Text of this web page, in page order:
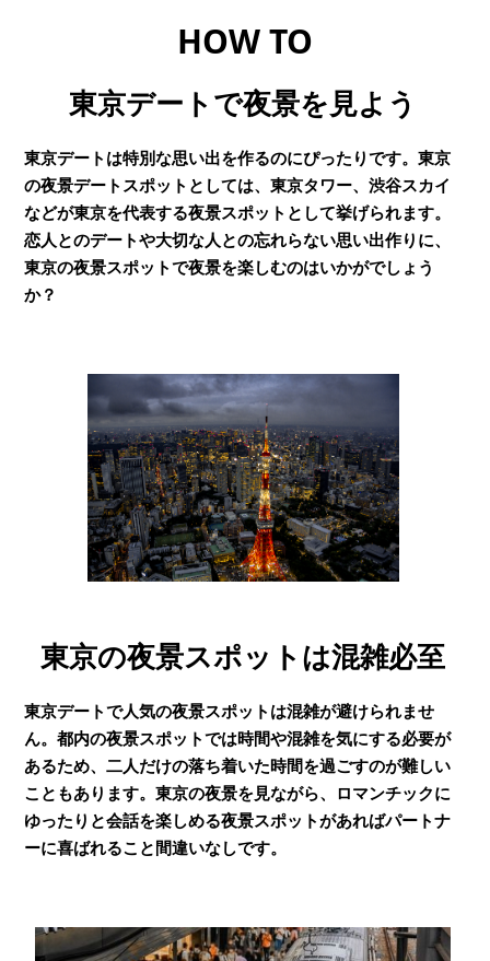
HOW TO
東京デートで夜景を見よう
東京デートは特別な思い出を作るのにぴったりです。東京
の夜景デートスポットとしては、東京タワー、渋谷スカイ
などが東京を代表する夜景スポットとして挙げられます。
恋人とのデートや大切な人との忘れらない思い出作りに、
東京の夜景スポットで夜景を楽しむのはいかがでしょう
か？
東京の夜景スポットは混雑必至
東京デートで人気の夜景スポットは混雑が避けられませ
ん。都内の夜景スポットでは時間や混雑を気にする必要が
あるため、二人だけの落ち着いた時間を過ごすのが難しい
こともあります。東京の夜景を見ながら、ロマンチックに
ゆったりと会話を楽しめる夜景スポットがあればパートナ
ーに喜ばれること間違いなしです。